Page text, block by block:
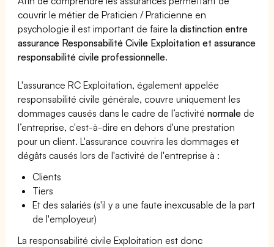
couvrir le métier de Praticien / Praticienne en
psychologie il est important de faire ladistinction entre
assurance Responsabilité Civile Exploitation et assurance
responsabilité civile professionnelle.
L'assurance RC Exploitation, également appelée
responsabilité civile générale, couvre uniquement les
dommages causés dans le cadre de l’activiténormale de
l’entreprise, c'est-à-dire en dehors d'une prestation
pour un client. L'assurance couvrira les dommages et
dégâts causés lors de l'activité de l'entreprise à :
Clients
Tiers
Et des salariés (s'il y a une faute inexcusable de la part
de l'employeur)
La responsabilité civile Exploitation est donc